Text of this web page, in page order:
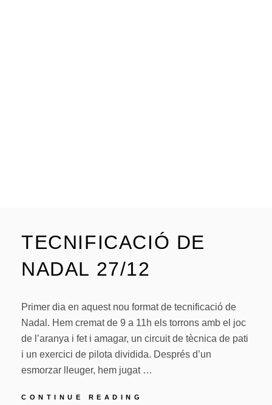
TECNIFICACIÓ DE
NADAL 27/12
Primer dia en aquest nou format de tecnificació de
Nadal. Hem cremat de 9 a 11h els torrons amb el joc
de l’aranya i fet i amagar, un circuit de tècnica de pati
i un exercici de pilota dividida. Després d’un
esmorzar lleuger, hem jugat …
CONTINUE READING